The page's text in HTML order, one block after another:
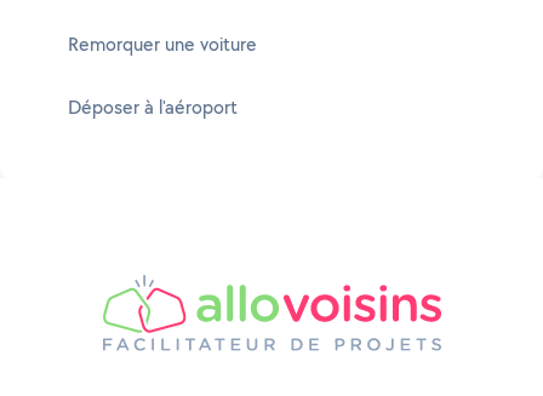
Remorquer une voiture
Déposer à l'aéroport